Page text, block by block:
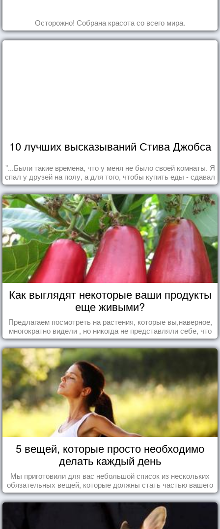
Осторожно! Собрана красота со всего мира.
10 лучших высказываний Стива Джобса
"...Были такие времена, что у меня не было своей комнаты. Я
спал у друзей на полу, а для того, чтобы купить еды - сдавал
бутылки из под кока-колы"
Как выглядят некоторые ваши продукты
еще живыми?
Предлагаем посмотреть на растения, которые вы,наверное,
многократно видели , но никогда не представляли себе, что
употребляете их в пищу.
5 вещей, которые просто необходимо
делать каждый день
Мы приготовили для вас небольшой список из нескольких
обязательных вещей, которые должны стать частью вашего
дня.